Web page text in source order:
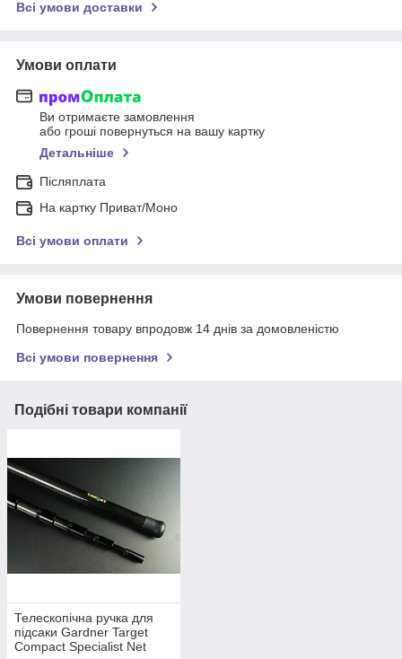
Всі умови доставки
Умови оплати
Ви отримаєте замовлення
або гроші повернуться на вашу картку
Детальніше
Післяплата
На картку Приват/Моно
Всі умови оплати
Умови повернення
Повернення товару впродовж 14 днів за домовленістю
Всі умови повернення
Подібні товари компанії
Телескопічна ручка для
підсаки Gardner Target
Compact Specialist Net